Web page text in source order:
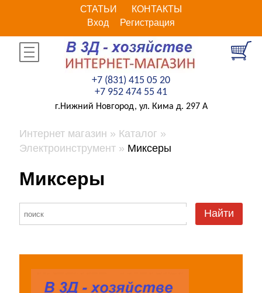
СТАТЬИ
КОНТАКТЫ
Вход
Регистрация
+7 (831) 415 05 20
+7 952 474 55 41
г.Нижний Новгород, ул. Кима д. 297 А
Интернет магазин
Каталог
Электроинструмент
Миксеры
Миксеры
Найти